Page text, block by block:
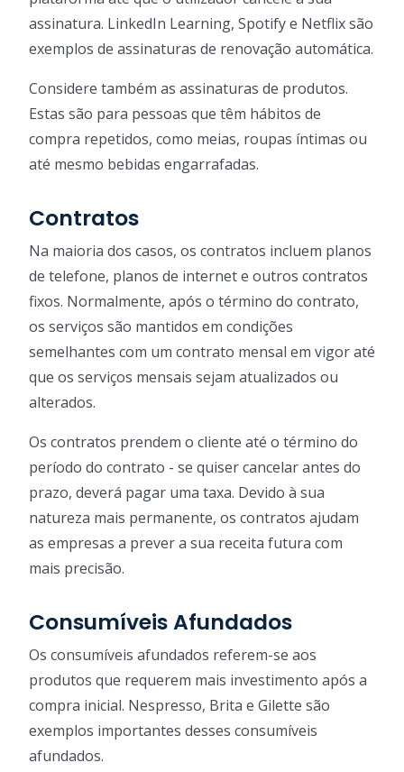
assinatura. LinkedIn Learning, Spotify e Netflix são
exemplos de assinaturas de renovação automática.
Considere também as assinaturas de produtos.
Estas são para pessoas que têm hábitos de
compra repetidos, como meias, roupas íntimas ou
até mesmo bebidas engarrafadas.
Contratos
Na maioria dos casos, os contratos incluem planos
de telefone, planos de internet e outros contratos
fixos. Normalmente, após o término do contrato,
os serviços são mantidos em condições
semelhantes com um contrato mensal em vigor até
que os serviços mensais sejam atualizados ou
alterados.
Os contratos prendem o cliente até o término do
período do contrato - se quiser cancelar antes do
prazo, deverá pagar uma taxa. Devido à sua
natureza mais permanente, os contratos ajudam
as empresas a prever a sua receita futura com
mais precisão.
Consumíveis Afundados
Os consumíveis afundados referem-se aos
produtos que requerem mais investimento após a
compra inicial. Nespresso, Brita e Gilette são
exemplos importantes desses consumíveis
afundados.